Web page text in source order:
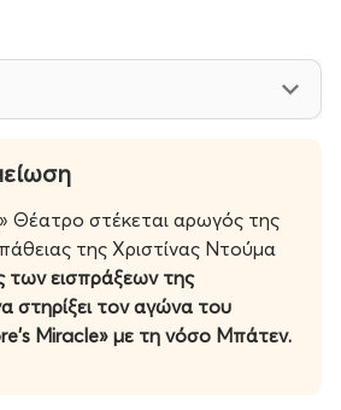
και τη συγκέντρωση
της νόσου.
του, χάνει το αγαπημένο
τυχαία θα βρεθεί από την
προσφυγόπουλο η οποία
καθώς εκεί βρίσκει παρηγοριά
και τον πόνο της
Θέατρο στέκεται αρωγός της
της Χριστίνας Ντούμα
των εισπράξεων της
στηρίξει τον αγώνα του
Miracle» με τη νόσο Μπάτεν.